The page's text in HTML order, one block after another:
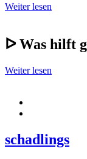
Weiter lesen
ᐅ Was hilft
Weiter lesen
schadlings